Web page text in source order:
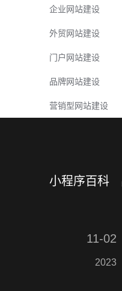
企业网站建设
外贸网站建设
门户网站建设
品牌网站建设
营销型网站建设
小程序百科
11-02
2023